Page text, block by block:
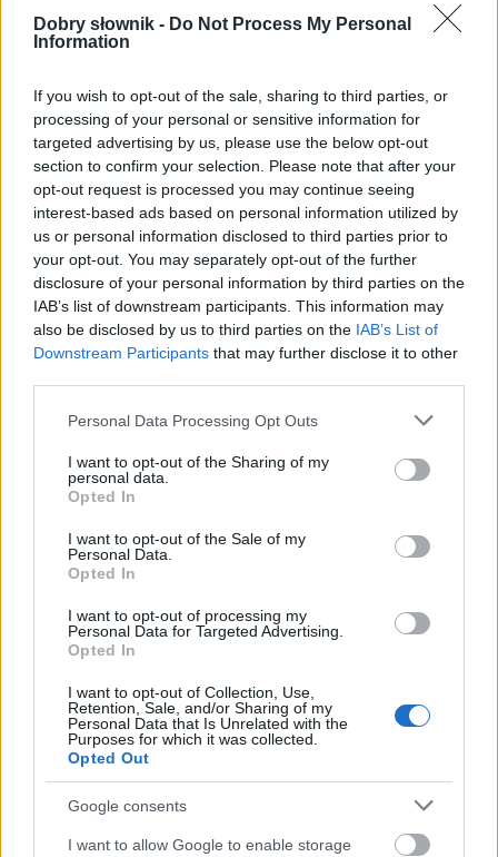
Dobry słownik - Do Not Process My Personal
Information
If you wish to opt-out of the sale, sharing to third parties, or
processing of your personal or sensitive information for
targeted advertising by us, please use the below opt-out
section to confirm your selection. Please note that after your
opt-out request is processed you may continue seeing
interest-based ads based on personal information utilized by
us or personal information disclosed to third parties prior to
your opt-out. You may separately opt-out of the further
disclosure of your personal information by third parties on the
IAB’s list of downstream participants. This information may
also be disclosed by us to third parties on the IAB’s List of
Downstream Participants that may further disclose it to other
Please note that this website/app uses one or more Google
not limited to your visit or usage behaviour. You may click to
grant or deny consent to Google and its third-party tags to
use your data for below specified purposes in below Google
consent section.
Personal Data Processing Opt Outs
I want to opt-out of the Sharing of my
personal data.
Opted In
I want to opt-out of the Sale of my
Personal Data.
Opted In
I want to opt-out of processing my
Personal Data for Targeted Advertising.
Opted In
I want to opt-out of Collection, Use,
Retention, Sale, and/or Sharing of my
Personal Data that Is Unrelated with the
Purposes for which it was collected.
Opted Out
Google consents
I want to allow Google to enable storage
Pozostały wątpliwości? Brakuje czegoś w haśle?
Zobacz, co zyskują abonenci Dobrego słownika.
SPRAWDŹ
Często sprawdzane
Buty od Prady, czyliodz nazwą firmy, projektanta itp.
Warianty:
dysortografik czy dysortograf
Ciekawostki
napędzić pietra— A skąd ten
— Dzbanów ci u nas dostatek
słownik— A na blogu (2)
Mogą Cię zainteresować również hasła
barber
imbus